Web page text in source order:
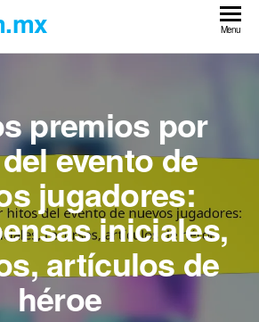
Menu
premios por
evento de
jugadores:
iniciales,
artículos de
héroe